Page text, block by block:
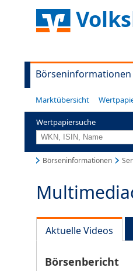
Börseninformationen
Marktübersicht
Wertpapiersuche
Börseninformationen
Aktuelle Videos
Börsenbericht